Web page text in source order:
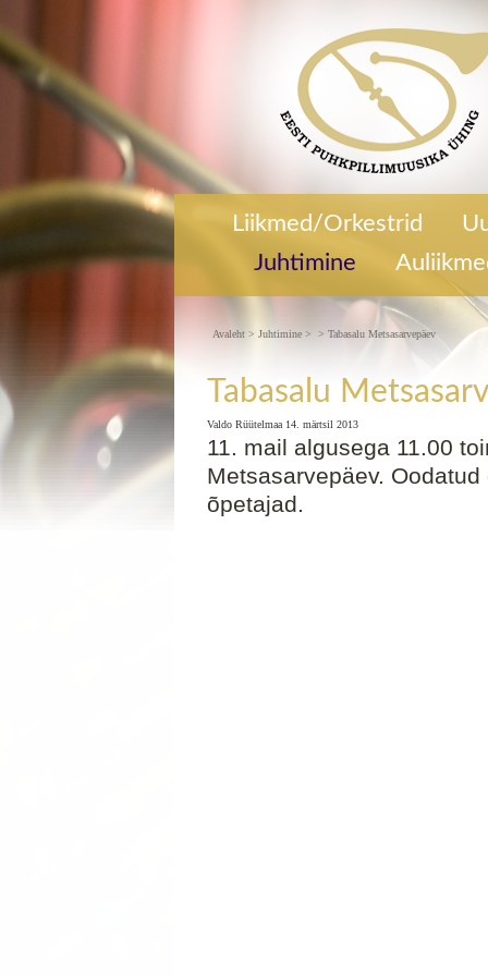
Muusikakoolis Tabasalu
Oodatud on kõik metsasarve
Liikmed/Orkestrid
Juhtimine
Avaleht > Juhtimine > > Tabasalu Metsasarvepäev
Tabasalu
Valdo Rüütelmaa 14. märtsil 2013
11. mail algusega 11.00
Metsasarvepäev.
õpetajad.